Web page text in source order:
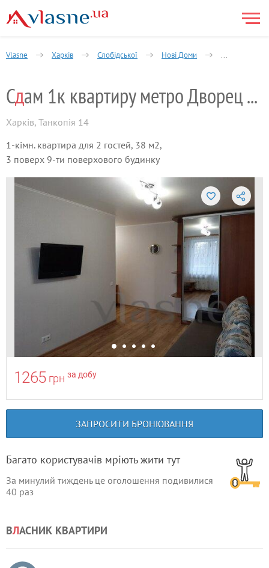
Vlasne Харків Слобідської Нові Доми 1-кімнатна
Сд ам 1к квартиру метро Дворец спорта.
Харків, Танкопія 14
1-кімн. квартира для 2 гостей, 38 м2,
3 поверх 9-ти поверхового будинку
1265 грн за добу
ЗАПРОСИТИ БРОНЮВАННЯ
Багато користувачів мріють жити тут
За минулий тиждень це оголошення подивилися
40 раз
ВЛАСНИК КВАРТИРИ